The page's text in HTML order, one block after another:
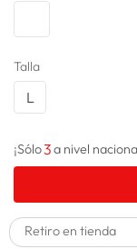
Talla
L
¡Sólo3a nivel
Retiro en tienda